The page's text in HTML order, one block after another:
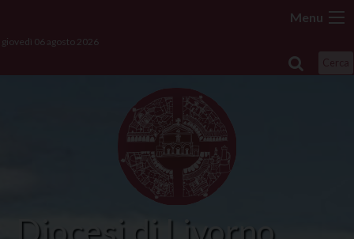
content
Menu
giovedì 06 agosto 2026
Diocesi di Livorno